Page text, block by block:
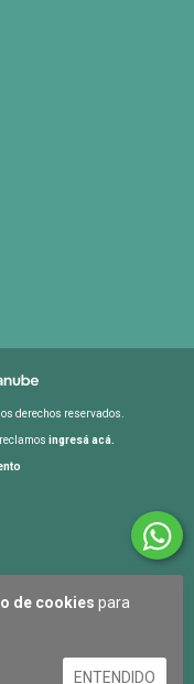
de cookies para
ENTENDIDO
derechos reservados.
ingresá acá.